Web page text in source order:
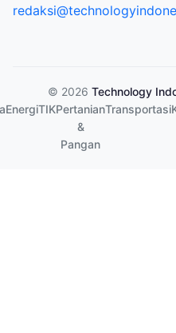
© 2026 Technology
EnergiTIKPertanian
&
Pangan
Transportasi